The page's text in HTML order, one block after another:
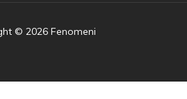
© 2026 Fenomeni